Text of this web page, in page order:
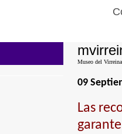
Museo del
09
Las